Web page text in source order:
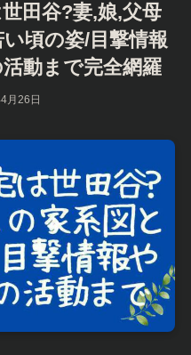
田谷?妻,娘,父母
頃の姿/目撃情報
動まで完全網羅
月26日